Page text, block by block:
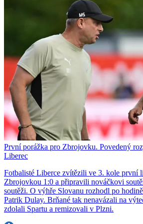
První porážka pro Zbrojovku. Povedený
Liberec
Fotbalisté Liberce zvítězili ve 3. kole první
Zbrojovkou 1:0 a připravili nováčkovi
soutěži. O výhře Slovanu rozhodl po
Patrik Dulay. Brňané tak nenavázali na
zdolali Spartu a remizovali v Plzni.